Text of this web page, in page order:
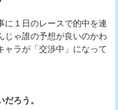
に１日のレースで的中を連
じゃ誰の予想が良いのかわ
ラが「交渉中」になって
ろう。